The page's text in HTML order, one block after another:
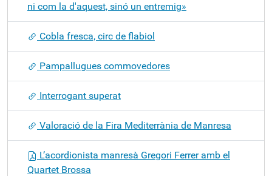
ni com la d'aquest, sinó un entremig»
Cobla fresca, circ de flabiol
Pampallugues commovedores
Interrogant superat
Valoració de la Fira Mediterrània de Manresa
L’acordionista manresà Gregori Ferrer amb el
Quartet Brossa